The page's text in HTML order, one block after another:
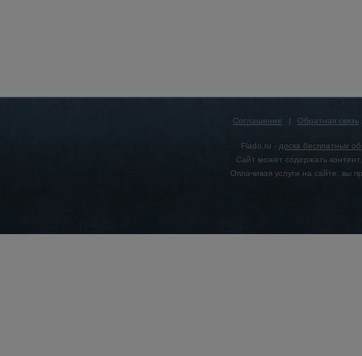
Соглашение | Обратная связь
Flado.ru - доска бесплатных
Сайт может содержать
Оплачивая услуги на сайте, вы